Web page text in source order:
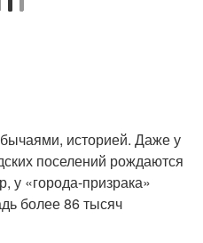
историей. Даже у
поселений рождаются
у «города-призрака»
более 86 тысяч